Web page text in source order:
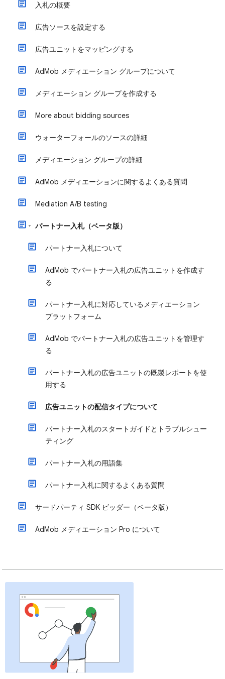
入札の概要
広告ソースを設定する
広告ユニットをマッピングする
AdMob メディエーション グループについて
メディエーション グループを作成する
More about bidding sources
ウォーターフォールのソースの詳細
メディエーション グループの詳細
AdMob メディエーションに関するよくある質問
Mediation A/B testing
パートナー入札（ベータ版）
パートナー入札について
AdMob でパートナー入札の広告ユニットを作成す
る
パートナー入札に対応しているメディエーション
プラットフォーム
AdMob でパートナー入札の広告ユニットを管理す
る
パートナー入札の広告ユニットの既製レポートを使
用する
広告ユニットの配信タイプについて
パートナー入札のスタートガイドとトラブルシュー
ティング
パートナー入札の用語集
パートナー入札に関するよくある質問
サードパーティ SDK ビッダー（ベータ版）
AdMob メディエーション Pro について